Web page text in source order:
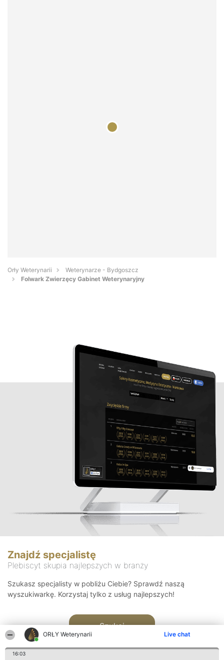
ORŁY Weterynarii Live chat
16:03
Orły Weterynarii
Weterynarze - Bydgoszcz
Folwark Zwierzęcy Gabinet Weterynaryjny
Znajdź specjalistę
Plebiscyt skupia najlepszych w branży
Szukasz specjalisty w pobliżu Ciebie? Sprawdź naszą
wyszukiwarkę. Korzystaj tylko z usług najlepszych!
Szukaj